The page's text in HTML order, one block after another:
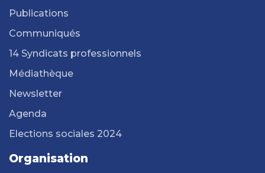
Publications
Communiqués
14 Syndicats professionnels
Médiathèque
Newsletter
Agenda
Elections sociales 2024
Organisation